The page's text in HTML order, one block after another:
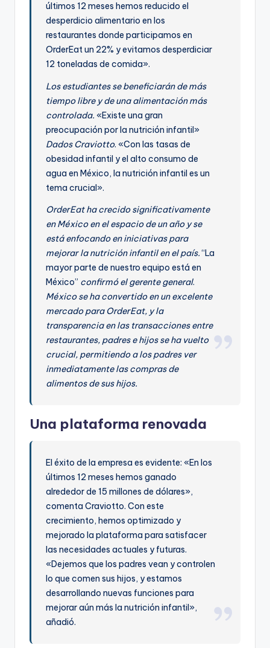
últimos 12 meses hemos reducido el
desperdicio alimentario en los
restaurantes donde participamos en
OrderEat un 22% y evitamos desperdiciar
12 toneladas de comida».
Los estudiantes se beneficiarán de más
tiempo libre y de una alimentación más
controlada. «Existe una gran
preocupación por la nutrición infantil»
Dados Craviotto. «Con las tasas de
obesidad infantil y el alto consumo de
agua en México, la nutrición infantil es un
tema crucial».
OrderEat ha crecido significativamente
en México en el espacio de un año y se
está enfocando en iniciativas para
mejorar la nutrición infantil en el país.“La
mayor parte de nuestro equipo está en
México” confirmó el gerente general.
México se ha convertido en un excelente
mercado para OrderEat, y la
transparencia en las transacciones entre
restaurantes, padres e hijos se ha vuelto
crucial, permitiendo a los padres ver
inmediatamente las compras de
alimentos de sus hijos.
Una plataforma renovada
El éxito de la empresa es evidente: «En los
últimos 12 meses hemos ganado
alrededor de 15 millones de dólares»,
comenta Craviotto. Con este
crecimiento, hemos optimizado y
mejorado la plataforma para satisfacer
las necesidades actuales y futuras.
«Dejemos que los padres vean y controlen
lo que comen sus hijos, y estamos
desarrollando nuevas funciones para
mejorar aún más la nutrición infantil»,
añadió.